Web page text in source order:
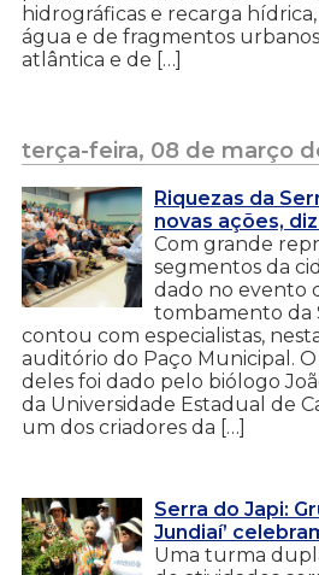
hidrográficas e recarga
água e de fragmentos
atlântica e de […]
terça-feira, 08 de março
Riquezas da
novas ações,
Com grande
segmentos da
dado no evento
tombamento da
contou com especialistas,
auditório do Paço Municipal.
deles foi dado pelo biólogo
da Universidade Estadual de
um dos criadores da […]
Serra do Japi:
Jundiaí’
Uma turma